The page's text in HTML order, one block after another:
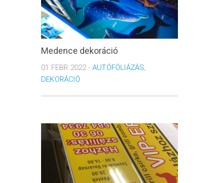
Medence dekoráció
01 FEBR 2022 - AUTÓFÓLIÁZÁS,
DEKORÁCIÓ